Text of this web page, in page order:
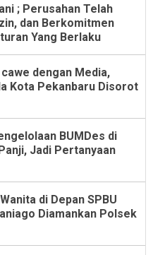
; Perusahan Telah
dan Berkomitmen
Yang Berlaku
dengan Media,
Kota Pekanbaru Disorot
BUMDes di
Jadi Pertanyaan
di Depan SPBU
Diamankan Polsek